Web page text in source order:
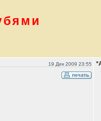
19 Дек 2009 23:55